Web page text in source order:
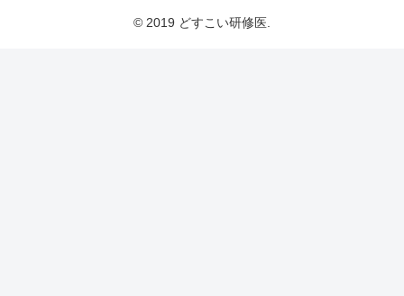
© 2019 どすこい研修医.